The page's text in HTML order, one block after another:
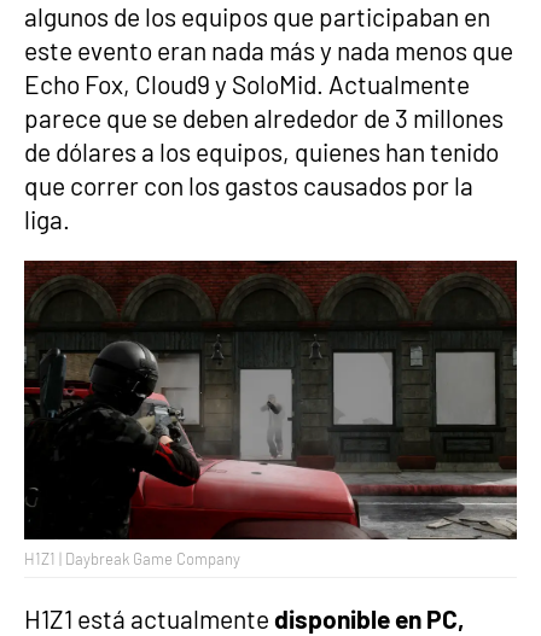
algunos de los equipos que participaban en
este evento eran nada más y nada menos que
Echo Fox, Cloud9 y SoloMid. Actualmente
parece que se deben alrededor de 3 millones
de dólares a los equipos, quienes han tenido
que correr con los gastos causados por la
liga.
H1Z1 | Daybreak Game Company
H1Z1 está actualmente disponible en PC,